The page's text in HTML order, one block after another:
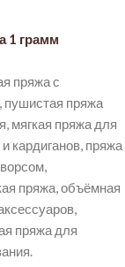
1 грамм
пряжа с
пушистая пряжа
мягкая пряжа для
кардиганов, пряжа
пряжа, объёмная
пряжа для